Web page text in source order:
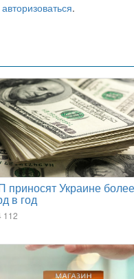
авторизоваться.